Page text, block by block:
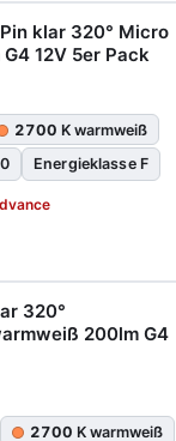
klar 320° Micro
12V 5er Pack
2700 K warmweiß
Energieklasse F
320°
200lm G4
2700 K warmweiß